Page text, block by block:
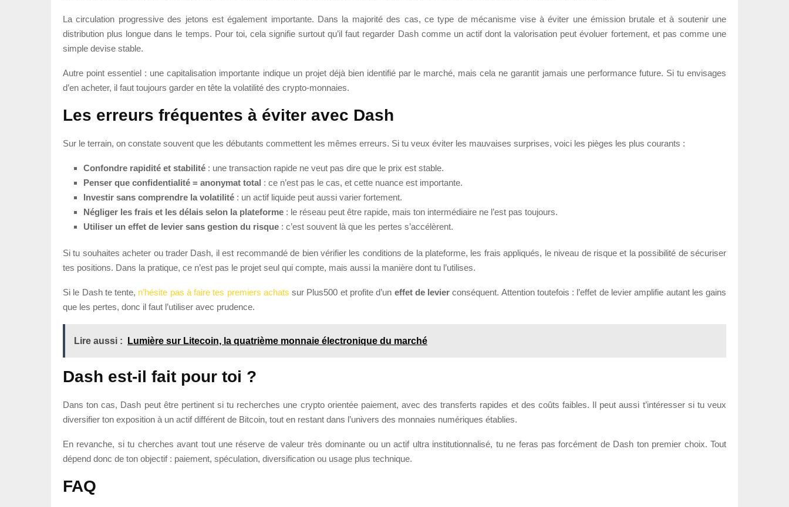
La circulation progressive des jetons est également importante. Dans la majorité des cas, ce type de mécanisme vise à éviter une émission brutale et à soutenir une
distribution plus longue dans le temps. Pour toi, cela signifie surtout qu’il faut regarder Dash comme un actif dont la valorisation peut évoluer fortement, et pas comme une
simple devise stable.
Autre point essentiel : une capitalisation importante indique un projet déjà bien identifié par le marché, mais cela ne garantit jamais une performance future. Si tu envisages
d’en acheter, il faut toujours garder en tête la volatilité des crypto-monnaies.
Les erreurs fréquentes à éviter avec Dash
Sur le terrain, on constate souvent que les débutants commettent les mêmes erreurs. Si tu veux éviter les mauvaises surprises, voici les pièges les plus courants :
Confondre rapidité et stabilité : une transaction rapide ne veut pas dire que le prix est stable.
Penser que confidentialité = anonymat total : ce n’est pas le cas, et cette nuance est importante.
Investir sans comprendre la volatilité : un actif liquide peut aussi varier fortement.
Négliger les frais et les délais selon la plateforme : le réseau peut être rapide, mais ton intermédiaire ne l’est pas toujours.
Utiliser un effet de levier sans gestion du risque : c’est souvent là que les pertes s’accélèrent.
Si tu souhaites acheter ou trader Dash, il est recommandé de bien vérifier les conditions de la plateforme, les frais appliqués, le niveau de risque et la possibilité de sécuriser
tes positions. Dans la pratique, ce n’est pas le projet seul qui compte, mais aussi la manière dont tu l’utilises.
Si le Dash te tente, n’hésite pas à faire tes premiers achats sur Plus500 et profite d’un effet de levier conséquent. Attention toutefois : l’effet de levier amplifie autant les gains
que les pertes, donc il faut l’utiliser avec prudence.
Lire aussi : Lumière sur Litecoin, la quatrième monnaie électronique du marché
Dash est-il fait pour toi ?
Dans ton cas, Dash peut être pertinent si tu recherches une crypto orientée paiement, avec des transferts rapides et des coûts faibles. Il peut aussi t’intéresser si tu veux
diversifier ton exposition à un actif différent de Bitcoin, tout en restant dans l’univers des monnaies numériques établies.
En revanche, si tu cherches avant tout une réserve de valeur très dominante ou un actif ultra institutionnalisé, tu ne feras pas forcément de Dash ton premier choix. Tout
dépend donc de ton objectif : paiement, spéculation, diversification ou usage plus technique.
FAQ